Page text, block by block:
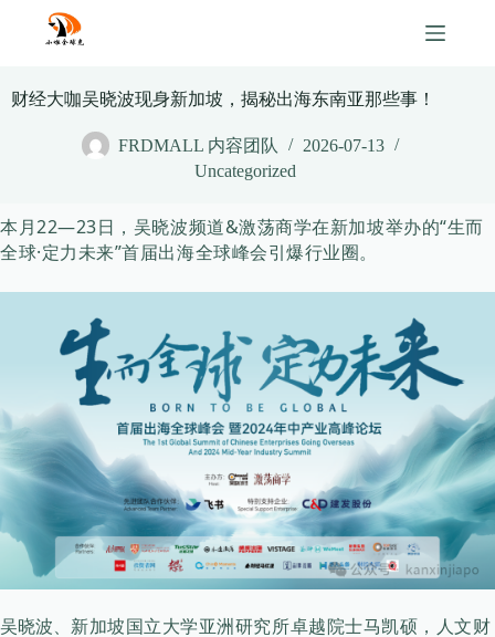
content
财经大咖吴晓波现身新加坡，揭秘出海东南亚那些事！
FRDMALL 内容团队
2026-07-13
Uncategorized
本月22—23日，吴晓波频道&激荡商学在新加坡举办的“生而
全球·定力未来”首届出海全球峰会引爆行业圈。
吴晓波、 新加坡国立大学亚洲研究所卓越院士马凯硕，人文财